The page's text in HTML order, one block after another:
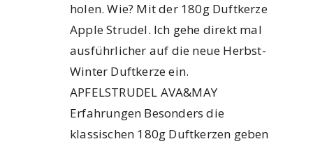
holen. Wie? Mit der 180g Duftkerze
Apple Strudel. Ich gehe direkt mal
ausführlicher auf die neue Herbst-
Winter Duftkerze ein.
APFELSTRUDEL AVA&MAY
Erfahrungen Besonders die
klassischen 180g Duftkerzen geben